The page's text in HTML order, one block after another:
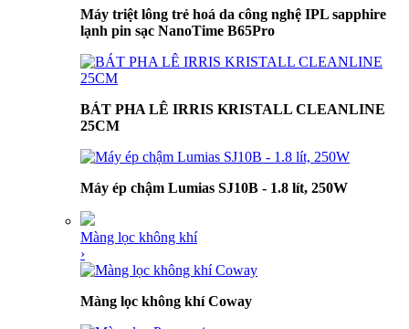
Máy triệt lông trẻ hoá da công nghệ IPL sapphire
lạnh pin sạc NanoTime B65Pro
BÁT PHA LÊ IRRIS KRISTALL CLEANLINE
25CM
Máy ép chậm Lumias SJ10B - 1.8 lít, 250W
Màng lọc không khí
›
Màng lọc không khí Coway